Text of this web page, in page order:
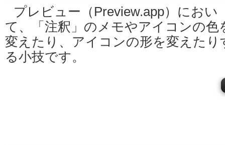
プレビュー（Preview.app）におい
て、「注釈」のメモやアイコンの色
変えたり、アイコンの形を変えたり
る小技です。